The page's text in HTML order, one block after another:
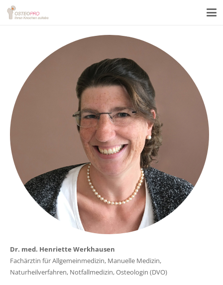
Dr. med. Henriette Werkhausen
Fachärztin für Allgemeinmedizin, Manuelle Medizin,
Naturheilverfahren, Notfallmedizin, Osteologin (DVO)